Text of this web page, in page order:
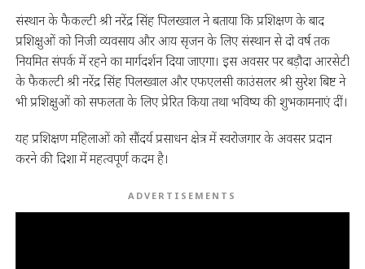
संस्थान के फैकल्टी श्री नरेंद्र सिंह पिलख्वाल ने बताया कि प्रशिक्षण के बाद
प्रशिक्षुओं को निजी व्यवसाय और आय सृजन के लिए संस्थान से दो वर्ष तक
नियमित संपर्क में रहने का मार्गदर्शन दिया जाएगा। इस अवसर पर बड़ौदा आरसेटी
के फैकल्टी श्री नरेंद्र सिंह पिलख्वाल और एफएलसी काउंसलर श्री सुरेश बिष्ट ने
भी प्रशिक्षुओं को सफलता के लिए प्रेरित किया तथा भविष्य की शुभकामनाएं दीं।
यह प्रशिक्षण महिलाओं को सौंदर्य प्रसाधन क्षेत्र में स्वरोजगार के अवसर प्रदान
करने की दिशा में महत्वपूर्ण कदम है।
ADVERTISEMENTS